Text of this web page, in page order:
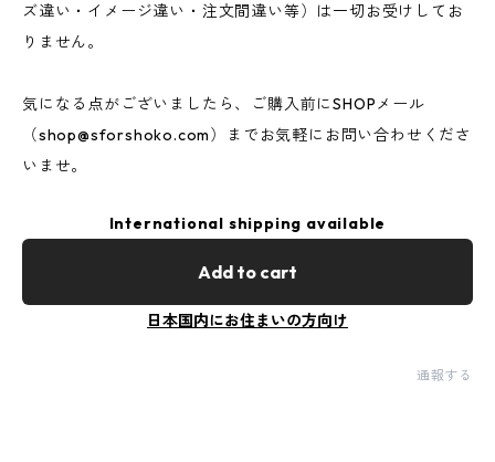
ズ違い・イメージ違い・注文間違い等）は一切お受けしてお
りません。
気になる点がございましたら、ご購入前にSHOPメール
（shop@sforshoko.com）までお気軽にお問い合わせくださ
いませ。
International shipping available
Add to cart
日本国内にお住まいの方向け
通報する